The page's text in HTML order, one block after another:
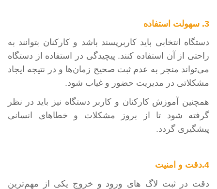
3. سهولت استفاده
دستگاه انتخابی باید کاربرپسند باشد و کارکنان بتوانند به
راحتی از آن استفاده کنند. پیچیدگی در استفاده از دستگاه
می‌تواند منجر به عدم ثبت صحیح زمان‌ها و در نتیجه ایجاد
مشکلاتی در مدیریت حضور و غیاب شود.
همچنین آموزش کارکنان و کاربر دستگاه نیز باید در نظر
گرفته شود تا از بروز مشکلات و خطاهای انسانی
پیشگیری گردد.
4.دقت و امنیت
دقت در ثبت لاگ های ورود و خروج یکی از مهم‌ترین